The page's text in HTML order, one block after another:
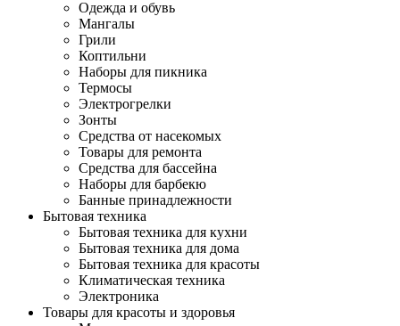
Одежда и обувь
Мангалы
Грили
Коптильни
Наборы для пикника
Термосы
Электрогрелки
Зонты
Средства от насекомых
Товары для ремонта
Средства для бассейна
Наборы для барбекю
Банные принадлежности
Бытовая техника
Бытовая техника для кухни
Бытовая техника для дома
Бытовая техника для красоты
Климатическая техника
Электроника
Товары для красоты и здоровья